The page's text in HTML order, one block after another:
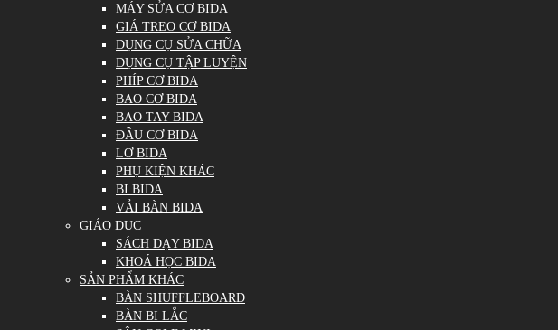
MÁY SỬA CƠ BIDA
GIÁ TREO CƠ BIDA
DỤNG CỤ SỬA CHỮA
DỤNG CỤ TẬP LUYỆN
PHÍP CƠ BIDA
BAO CƠ BIDA
BAO TAY BIDA
ĐẦU CƠ BIDA
LƠ BIDA
PHỤ KIỆN KHÁC
BI BIDA
VẢI BÀN BIDA
GIÁO DỤC
SÁCH DẠY BIDA
KHOÁ HỌC BIDA
SẢN PHẨM KHÁC
BÀN SHUFFLEBOARD
BÀN BI LẮC